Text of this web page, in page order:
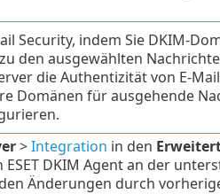
Security, indem Sie DKIM-
den ausgewählten
die Authentizität von E-
Domänen für ausgehende
>Integration in den
DKIM Agent an der
Änderungen durch